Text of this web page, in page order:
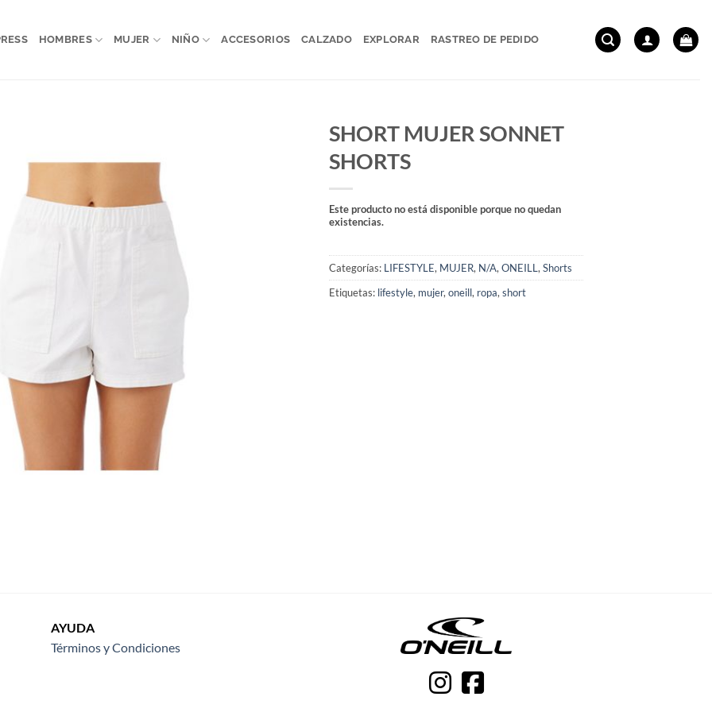
HOMBRES MUJER NIÑO ACCESORIOS CALZADO EXPLORAR RASTREO DE PEDIDO
SHORT MUJER SONNET
SHORTS
Este producto no está disponible porque no quedan
existencias.
Categorías: LIFESTYLE, MUJER, N/A, ONEILL , Shorts
Etiquetas: lifestyle, mujer, oneill, ropa, short
AYUDA
Términos y Condiciones